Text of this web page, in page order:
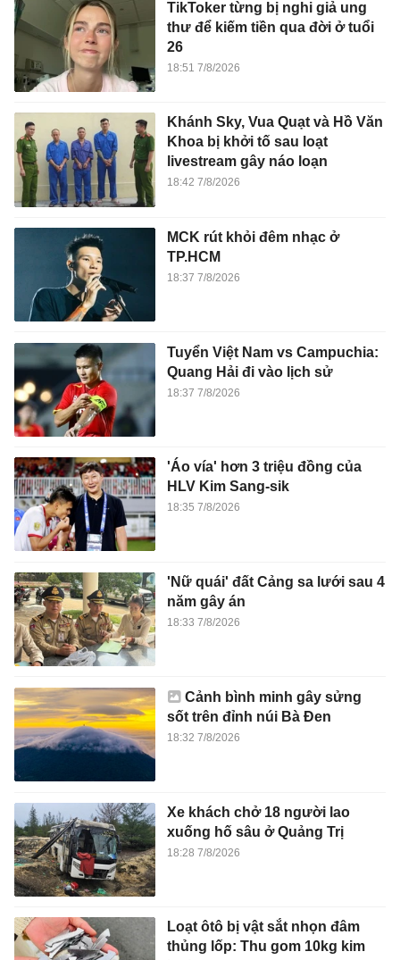
TikToker từng bị nghi giả ung
thư để kiếm tiền qua đời ở tuổi
26
18:51 7/8/2026
Khánh Sky, Vua Quạt và Hồ Văn
Khoa bị khởi tố sau loạt
livestream gây náo loạn
18:42 7/8/2026
MCK rút khỏi đêm nhạc ở
TP.HCM
18:37 7/8/2026
Tuyển Việt Nam vs Campuchia:
Quang Hải đi vào lịch sử
18:37 7/8/2026
'Áo vía' hơn 3 triệu đồng của
HLV Kim Sang-sik
18:35 7/8/2026
'Nữ quái' đất Cảng sa lưới sau 4
năm gây án
18:33 7/8/2026
Cảnh bình minh gây sửng
sốt trên đỉnh núi Bà Đen
18:32 7/8/2026
Xe khách chở 18 người lao
xuống hố sâu ở Quảng Trị
18:28 7/8/2026
Loạt ôtô bị vật sắt nhọn đâm
thủng lốp: Thu gom 10kg kim